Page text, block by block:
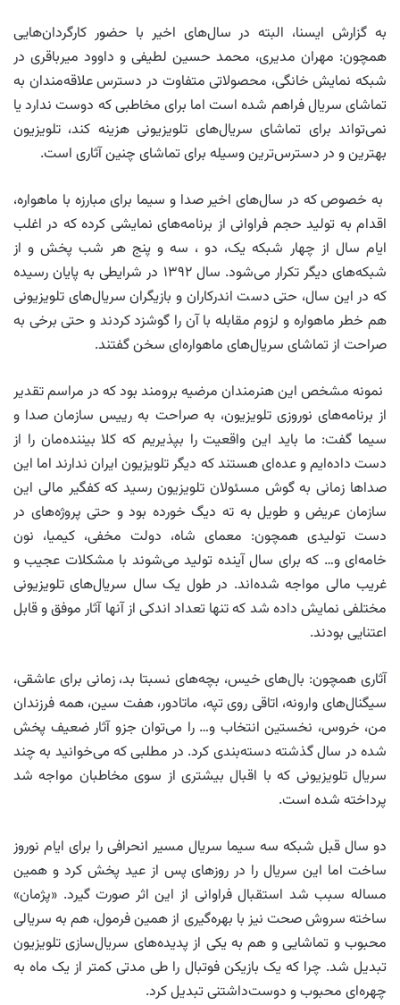
به گزارش ایسنا، البته در سال‌های اخیر با حضور کارگردان‌هایی
همچون: مهران مدیری، محمد حسین لطیفی و داوود میرباقری در
شبکه نمایش خانگی، محصولاتی متفاوت در دسترس علاقه‌مندان به
تماشای سریال فراهم شده است اما برای مخاطبی که دوست ندارد یا
نمی‌تواند برای تماشای سریال‌های تلویزیونی هزینه کند، تلویزیون
بهترین و در دسترس‌ترین وسیله برای تماشای چنین آثاری است.
به خصوص که در سال‌های اخیر صدا و سیما برای مبارزه با ماهواره،
اقدام به تولید حجم فراوانی از برنامه‌های نمایشی کرده که در اغلب
ایام سال از چهار شبکه یک، دو ، سه و پنج هر شب پخش و از
شبکه‌های دیگر تکرار می‌شود. سال ۱۳۹۲ در شرایطی به پایان رسیده
که در این سال، حتی دست اندرکاران و بازیگران سریال‌های تلویزیونی
هم خطر ماهواره و لزوم مقابله با آن را گوشزد کردند و حتی برخی به
صراحت از تماشای سریال‌های ماهواره‌ای سخن گفتند.
نمونه مشخص این هنرمندان مرضیه برومند بود که در مراسم تقدیر
از برنامه‌های نوروزی تلویزیون، به صراحت به رییس سازمان صدا و
سیما گفت: ما باید این واقعیت را بپذیریم که کلا بیننده‌مان را از
دست داده‌ایم و عده‌ای هستند که دیگر تلویزیون ایران ندارند اما این
صداها زمانی به گوش مسئولان تلویزیون رسید که کفگیر مالی این
سازمان عریض و طویل به ته دیگ خورده بود و حتی پروژه‌های در
دست تولیدی همچون: معمای شاه، دولت مخفی، کیمیا، نون
خامه‌ای و… که برای سال آینده تولید می‌شوند با مشکلات عجیب و
غریب مالی مواجه شده‌اند. در طول یک سال سریال‌های تلویزیونی
مختلفی نمایش داده شد که تنها تعداد اندکی از آنها آثار موفق و قابل
اعتنایی بودند.
آثاری همچون: بال‌های خیس، بچه‌های نسبتا بد، زمانی برای عاشقی،
سیگنال‌های وارونه، اتاقی روی تپه، ماتادور، هفت سین، همه فرزندان
من، خروس، نخستین انتخاب و… را می‌توان جزو آثار ضعیف پخش
شده در سال گذشته دسته‌بندی کرد. در مطلبی که می‌خوانید به چند
سریال تلویزیونی که با اقبال بیشتری از سوی مخاطبان مواجه شد
پرداخته شده است.
دو سال قبل شبکه سه سیما سریال مسیر انحرافی را برای ایام نوروز
ساخت اما این سریال را در روزهای پس از عید پخش کرد و همین
مساله سبب شد استقبال فراوانی از این اثر صورت گیرد. «پژمان»
ساخته سروش صحت نیز با بهره‌گیری از همین فرمول، هم به سریالی
محبوب و تماشایی و هم به یکی از پدیده‌های سریال‌سازی تلویزیون
تبدیل شد. چرا که یک بازیکن فوتبال را طی مدتی کمتر از یک ماه به
چهره‌ای محبوب و دوست‌داشتنی تبدیل کرد.